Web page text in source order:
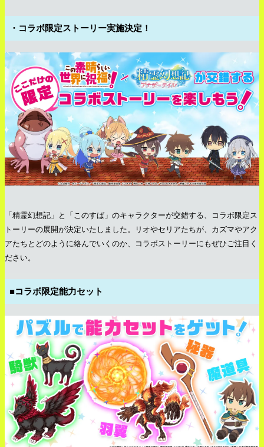
・コラボ限定ストーリー実施決定！
「精霊幻想記」と「このすば」のキャラクターが交錯する、コラボ限定ス
トーリーの展開が決定いたしました。リオやセリアたちが、カズマやアク
アたちとどのように絡んでいくのか、コラボストーリーにもぜひご注目く
ださい。
■コラボ限定能力セット